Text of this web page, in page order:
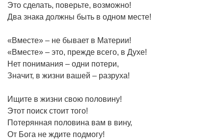
Это сделать, поверьте, возможно!
Два знака должны быть в одном месте!
«Вместе» – не бывает в Материи!
«Вместе» – это, прежде всего, в Духе!
Нет понимания – одни потери,
Значит, в жизни вашей – разруха!
Ищите в жизни свою половину!
Этот поиск стоит того!
Потерянная половина вам в вину,
От Бога не ждите подмогу!